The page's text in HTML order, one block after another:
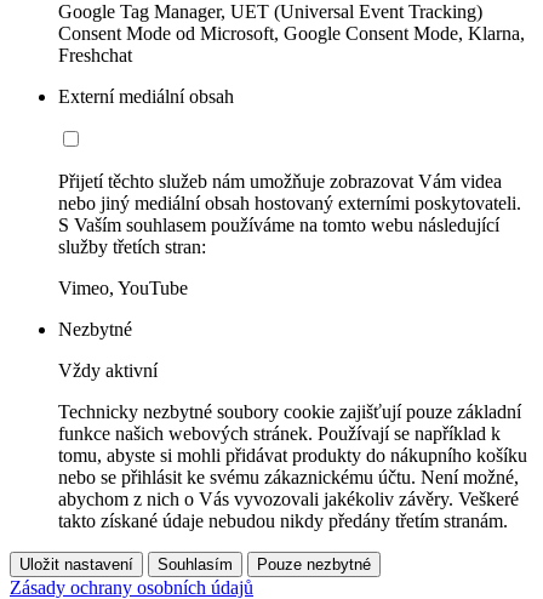
Google Tag Manager, UET (Universal Event Tracking)
Consent Mode od Microsoft, Google Consent Mode, Klarna,
Freshchat
Externí mediální obsah
Přijetí těchto služeb nám umožňuje zobrazovat Vám videa
nebo jiný mediální obsah hostovaný externími poskytovateli.
S Vaším souhlasem používáme na tomto webu následující
služby třetích stran:
Vimeo, YouTube
Nezbytné
Vždy aktivní
Technicky nezbytné soubory cookie zajišťují pouze základní
funkce našich webových stránek. Používají se například k
tomu, abyste si mohli přidávat produkty do nákupního košíku
nebo se přihlásit ke svému zákaznickému účtu. Není možné,
abychom z nich o Vás vyvozovali jakékoliv závěry. Veškeré
takto získané údaje nebudou nikdy předány třetím stranám.
Uložit nastavení Souhlasím Pouze nezbytné
Zásady ochrany osobních údajů